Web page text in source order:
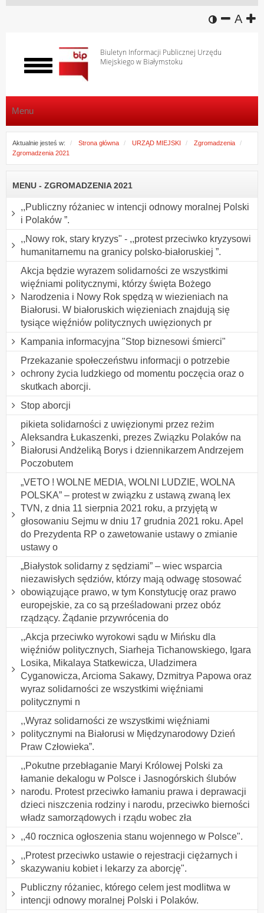
wersja
A
Biuletyn Informacji Publicznej Urzędu
Miejskiego w Białymstoku
Włącz
menu
Menu
Aktualnie jesteś w: Strona główna URZĄD MIEJSKI
Zgromadzenia
Zgromadzenia 2021
MENU - ZGROMADZENIA 2021
,,Publiczny różaniec w intencji odnowy moralnej Polski
i Polaków ”.
,,Nowy rok, stary kryzys" - ,,protest przeciwko kryzysowi
humanitarnemu na granicy polsko-białoruskiej ”.
Akcja będzie wyrazem solidarności ze wszystkimi
więźniami politycznymi, którzy święta Bożego
Narodzenia i Nowy Rok spędzą w wiezieniach na
Białorusi. W białoruskich więzieniach znajdują się
tysiące więźniów politycznych uwięzionych pr
Kampania informacyjna "Stop biznesowi śmierci"
Przekazanie społeczeństwu informacji o potrzebie
ochrony życia ludzkiego od momentu poczęcia oraz o
skutkach aborcji.
Stop aborcji
pikieta solidarności z uwięzionymi przez reżim
Aleksandra Łukaszenki, prezes Związku Polaków na
Białorusi Andżeliką Borys i dziennikarzem Andrzejem
Poczobutem
„VETO ! WOLNE MEDIA, WOLNI LUDZIE, WOLNA
POLSKA” – protest w związku z ustawą zwaną lex
TVN, z dnia 11 sierpnia 2021 roku, a przyjętą w
głosowaniu Sejmu w dniu 17 grudnia 2021 roku. Apel
do Prezydenta RP o zawetowanie ustawy o zmianie
ustawy o
„Białystok solidarny z sędziami” – wiec wsparcia
niezawisłych sędziów, którzy mają odwagę stosować
obowiązujące prawo, w tym Konstytucję oraz prawo
europejskie, za co są prześladowani przez obóz
rządzący. Żądanie przywrócenia do
,,Akcja przeciwko wyrokowi sądu w Mińsku dla
więźniów politycznych, Siarheja Tichanowskiego, Igara
Losika, Mikalaya Statkewicza, Uladzimera
Cyganowicza, Arcioma Sakawy, Dzmitrya Papowa oraz
wyraz solidarności ze wszystkimi więźniami
politycznymi n
,,Wyraz solidarności ze wszystkimi więźniami
politycznymi na Białorusi w Międzynarodowy Dzień
Praw Człowieka”.
,,Pokutne przebłaganie Maryi Królowej Polski za
łamanie dekalogu w Polsce i Jasnogórskich ślubów
narodu. Protest przeciwko łamaniu prawa i deprawacji
dzieci niszczenia rodziny i narodu, przeciwko bierności
władz samorządowych i rządu wobec zła
,,40 rocznica ogłoszenia stanu wojennego w Polsce".
,,Protest przeciwko ustawie o rejestracji ciężarnych i
skazywaniu kobiet i lekarzy za aborcję".
Publiczny różaniec, którego celem jest modlitwa w
intencji odnowy moralnej Polski i Polaków.